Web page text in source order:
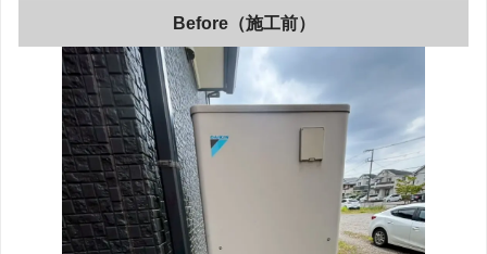
Before（施工前）